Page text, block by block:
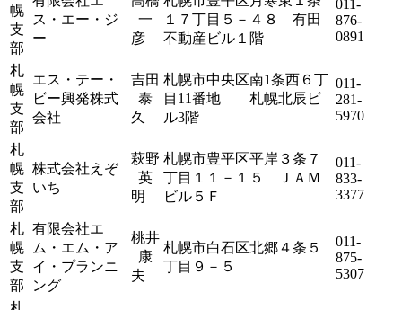
幌
支
部
ス・エー・ジ
ー
一
彦
１７丁目５－４８ 有田
不動産ビル１階
011-
876-
0891
札
幌
支
部
エス・テー・
ビー興発株式
会社
吉田
泰
久
札幌市中央区南1条西６丁
目11番地 札幌北辰ビ
ル3階
011-
281-
5970
札
幌
支
部
株式会社えぞ
いち
萩野
英
明
札幌市豊平区平岸３条７
丁目１１－１５ ＪＡＭ
ビル５Ｆ
011-
833-
3377
札
幌
支
部
有限会社エ
ム・エム・ア
イ・プランニ
ング
桃井
康
夫
札幌市白石区北郷４条５
丁目９－５
011-
875-
5307